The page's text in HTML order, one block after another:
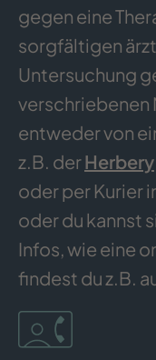
gegen eine
sorgfältigen
Untersuchung
verschriebenen
entweder von
z.B. derHerbery
oder per Kurier
oder du kannst
Infos, wie eine
findest du z.B.